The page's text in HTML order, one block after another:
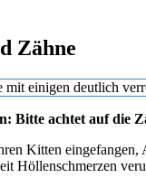
Zähne
Bitte achtet auf die
Kitten
Höllenschmerzen